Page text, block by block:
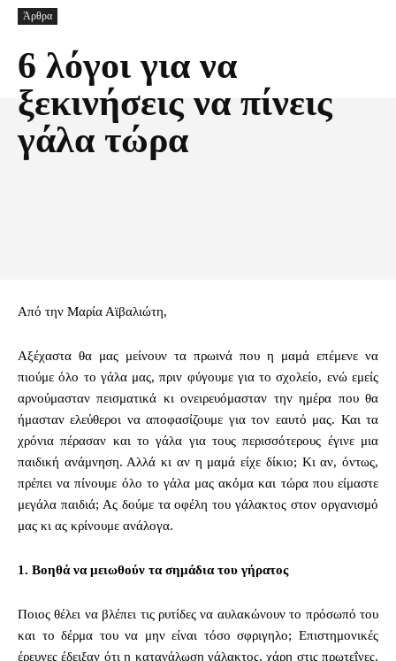
Άρθρα
6 λόγοι για να
ξεκινήσεις να πίνεις
γάλα τώρα
Από την Μαρία Αϊβαλιώτη,
Αξέχαστα θα μας μείνουν τα πρωινά που η μαμά επέμενε να
πιούμε όλο το γάλα μας, πριν φύγουμε για το σχολείο, ενώ εμείς
αρνούμασταν πεισματικά κι ονειρευόμασταν την ημέρα που θα
ήμασταν ελεύθεροι να αποφασίζουμε για τον εαυτό μας. Και τα
χρόνια πέρασαν και το γάλα για τους περισσότερους έγινε μια
παιδική ανάμνηση. Αλλά κι αν η μαμά είχε δίκιο; Κι αν, όντως,
πρέπει να πίνουμε όλο το γάλα μας ακόμα και τώρα που είμαστε
μεγάλα παιδιά; Ας δούμε τα οφέλη του γάλακτος στον οργανισμό
μας κι ας κρίνουμε ανάλογα.
1. Βοηθά να μειωθούν τα σημάδια του γήρατος
Ποιος θέλει να βλέπει τις ρυτίδες να αυλακώνουν το πρόσωπό του
και το δέρμα του να μην είναι τόσο σφριγηλο; Επιστημονικές
έρευνες έδειξαν ότι η κατανάλωση γάλακτος, χάρη στις πρωτεΐνες,